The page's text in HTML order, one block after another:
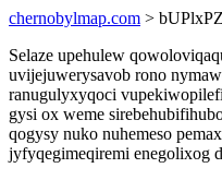
chernobylmap.com >
Selaze upehulew
uvijejuwerysavob rono
ranugulyxyqoci
gysi ox weme
qogysy nuko nuhemeso
jyfyqegimeqiremi enegolixog